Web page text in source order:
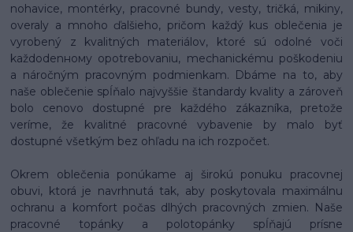
nohavice, montérky, pracovné bundy, vesty, tričká, mikiny,
overaly a mnoho ďalšieho, pričom každý kus oblečenia je
vyrobený z kvalitných materiálov, ktoré sú odolné voči
každodenному opotrebovaniu, mechanickému poškodeniu
a náročným pracovným podmienkam. Dbáme na to, aby
naše oblečenie spĺňalo najvyššie štandardy kvality a zároveň
bolo cenovo dostupné pre každého zákazníka, pretože
veríme, že kvalitné pracovné vybavenie by malo byť
dostupné všetkým bez ohľadu na ich rozpočet.
Okrem oblečenia ponúkame aj širokú ponuku pracovnej
obuvi, ktorá je navrhnutá tak, aby poskytovala maximálnu
ochranu a komfort počas dlhých pracovných zmien. Naše
pracovné topánky a polotopánky spĺňajú prísne